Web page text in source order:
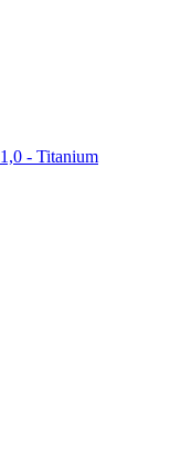
- Titanium